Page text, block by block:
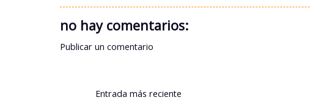
no hay comentarios:
Publicar un comentario
Entrada más reciente